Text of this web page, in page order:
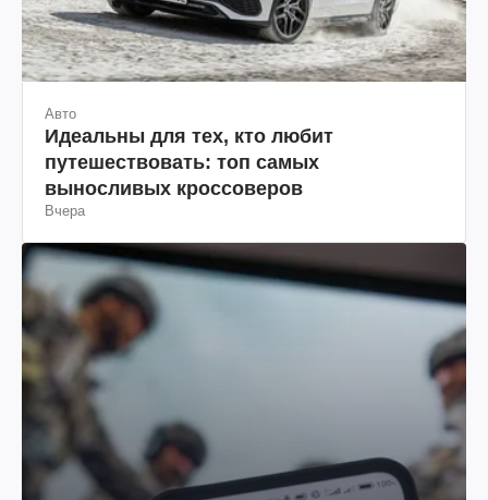
Авто
Идеальны для тех, кто любит
путешествовать: топ самых
выносливых кроссоверов
Вчера